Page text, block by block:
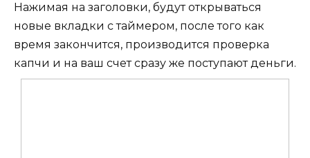
Нажимая на заголовки, будут открываться
новые вкладки с таймером, после того как
время закончится, производится проверка
капчи и на ваш счет сразу же поступают деньги.